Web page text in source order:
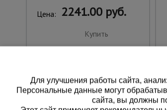
Цена: 2241.00 руб.
Купить
Для улучшения работы сайта,
Персональные данные могут
сайта, вы должны